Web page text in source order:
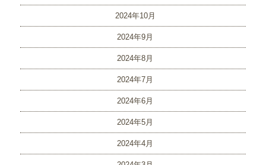
2024年10月
2024年9月
2024年8月
2024年7月
2024年6月
2024年5月
2024年4月